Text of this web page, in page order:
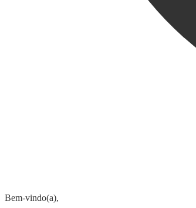
Bem-vindo(a),